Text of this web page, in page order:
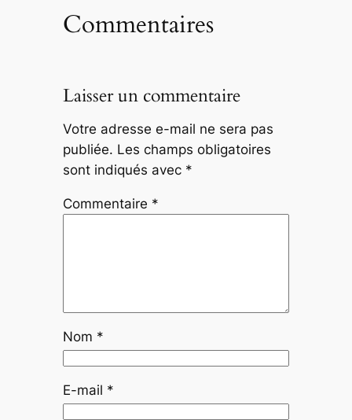
Commentaires
Laisser un commentaire
Votre adresse e-mail ne sera pas
publiée. Les champs obligatoires
sont indiqués avec *
Commentaire *
Nom *
E-mail *